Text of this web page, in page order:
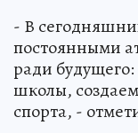
- В
постоянными
ради
школы,
спорта, -